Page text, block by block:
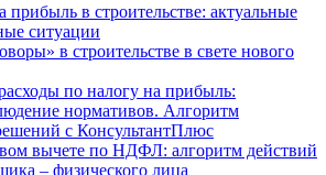
в строительстве: актуальные
ситуации
в строительстве в свете нового
по налогу на прибыль:
нормативов. Алгоритм
с КонсультантПлюс
вычете по НДФЛ: алгоритм действий
– физического лица